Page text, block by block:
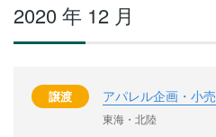
2020 年 12 月
譲渡 アパレル企画・小売
東海・北陸